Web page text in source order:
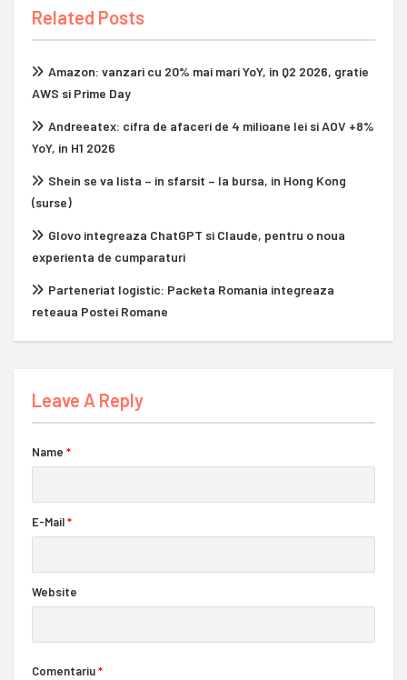
Related Posts
Amazon: vanzari cu 20% mai mari YoY, in Q2 2026, gratie
AWS si Prime Day
Andreeatex: cifra de afaceri de 4 milioane lei si AOV +8%
YoY, in H1 2026
Shein se va lista – in sfarsit – la bursa, in Hong Kong
(surse)
Glovo integreaza ChatGPT si Claude, pentru o noua
experienta de cumparaturi
Parteneriat logistic: Packeta Romania integreaza
reteaua Postei Romane
Leave A Reply
Name *
E-Mail*
Website
Comentariu*